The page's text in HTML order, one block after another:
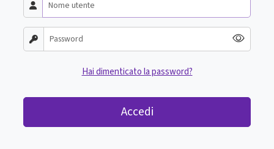
Hai dimenticato la password?
Accedi